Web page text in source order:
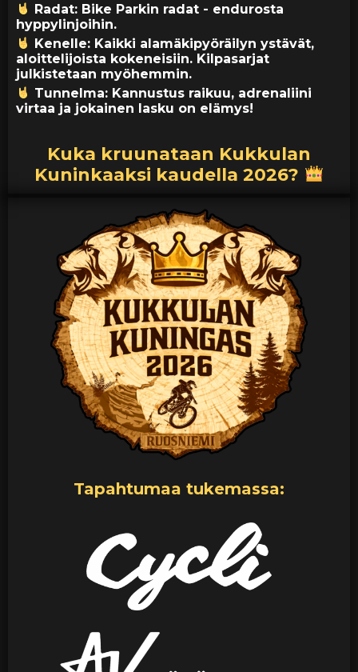
Radat: Bike Parkin radat - endurosta
hyppylinjoihin.
Kenelle: Kaikki alamäkipyöräilyn ystävät,
aloittelijoista kokeneisiin. Kilpasarjat
julkistetaan myöhemmin.
Tunnelma: Kannustus raikuu, adrenaliini
virtaa ja jokainen lasku on elämys!
Kuka kruunataan Kukkulan
Kuninkaaksi kaudella 2026?
Tapahtumaa tukemassa: